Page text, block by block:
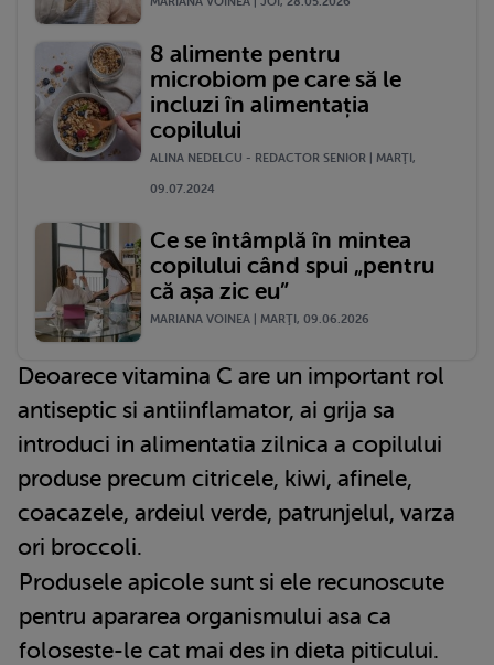
8 alimente pentru
microbiom pe care să le
incluzi în alimentația
copilului
ALINA NEDELCU - REDACTOR SENIOR | MARŢI,
09.07.2024
Ce se întâmplă în mintea
copilului când spui „pentru
că așa zic eu”
MARIANA VOINEA | MARŢI, 09.06.2026
Deoarece vitamina C are un important rol
antiseptic si antiinflamator, ai grija sa
introduci in alimentatia zilnica a copilului
produse precum citricele, kiwi, afinele,
coacazele, ardeiul verde, patrunjelul, varza
ori broccoli.
Produsele apicole sunt si ele recunoscute
pentru apararea organismului asa ca
foloseste-le cat mai des in dieta piticului.